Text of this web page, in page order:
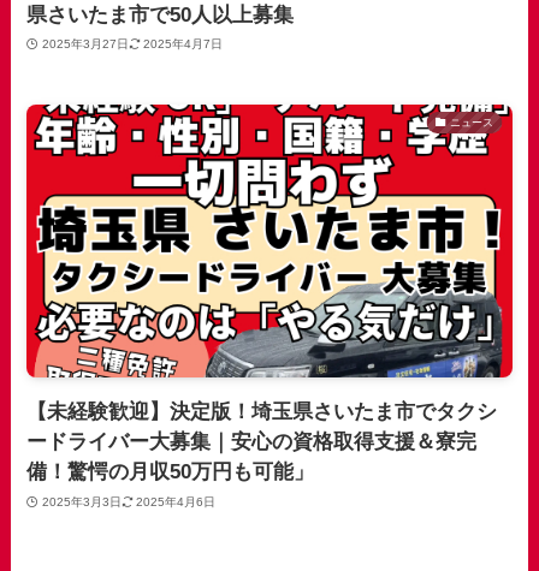
県さいたま市で50人以上募集
2025年3月27日 2025年4月7日
ニュース
【未経験歓迎】決定版！埼玉県さいたま市でタクシ
ードライバー大募集｜安心の資格取得支援＆寮完
備！驚愕の月収50万円も可能」
2025年3月3日 2025年4月6日